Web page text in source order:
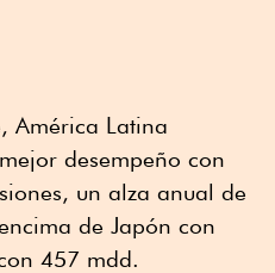
América Latina
desempeño con
un alza anual de
de Japón con
457 mdd.